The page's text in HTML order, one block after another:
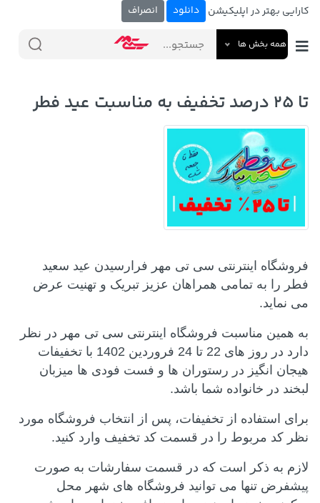
کارایی بهتر در اپلیکیشن دانلود انصراف
همه بخش ها
تا 25 درصد تخفیف به مناسبت عید فطر
فروشگاه اینترنتی سی تی مهر فرارسیدن عید سعید
فطر را به تمامی همراهان عزیز تبریک و تهنیت عرض
می نماید.
به همین مناسبت فروشگاه اینترنتی سی تی مهر در نظر
دارد در روز های 22 تا 24 فروردین 1402 با تخفیفات
هیجان انگیز در رستوران ها و فست فودی ها میزبان
لبخند در خانواده شما باشد.
برای استفاده از تخفیفات، پس از انتخاب فروشگاه مورد
نظر کد مربوط را در قسمت کد تخفیف وارد کنید.
لازم به ذکر است که در قسمت سفارشات به صورت
پیشفرض تنها می توانید فروشگاه های شهر محل